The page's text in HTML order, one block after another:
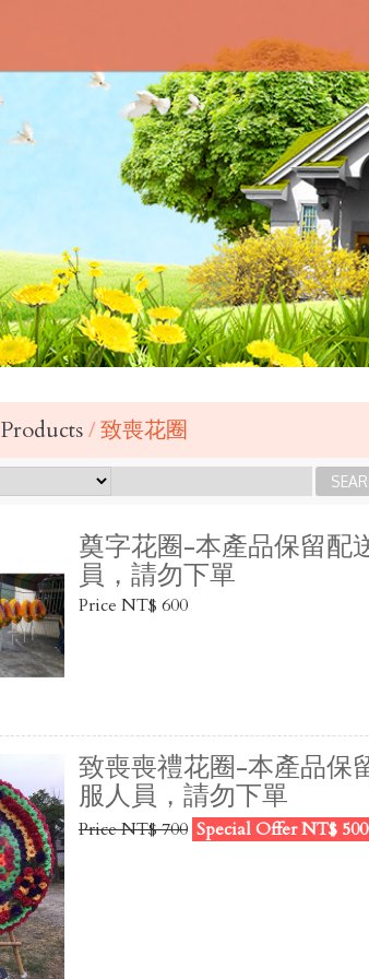
Products 致喪花圈
奠字花圈-本產品保留配
員，請勿下單
Price NT$ 600
致喪喪禮花圈-本產品保
服人員，請勿下單
Price NT$ 700 Special Offer NT$ 500